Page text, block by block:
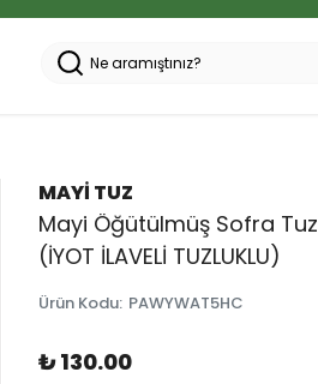
MAYİ TUZ
Mayi Öğütülmüş Sofra
(İYOT İLAVELİ TUZLUKLU)
Ürün Kodu: PAWYWAT5HC
₺ 130.00